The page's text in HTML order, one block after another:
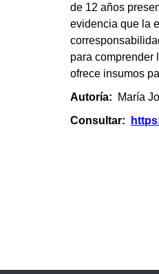
de 12 años
evidencia que la
para comprender
ofrece insumos
Autoría: María
Consultar: